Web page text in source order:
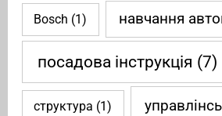
Bosch (1) навчання
посадова інструкція (7)
структура (1)